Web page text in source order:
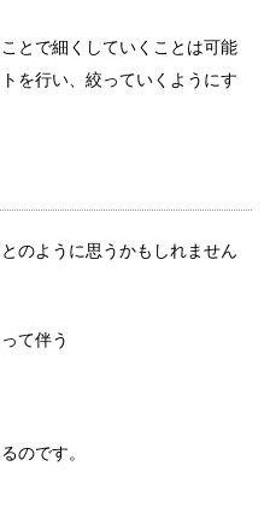
とで細くしていくことは可能
を行い、絞っていくようにす
のように思うかもしれません
て伴う
のです。